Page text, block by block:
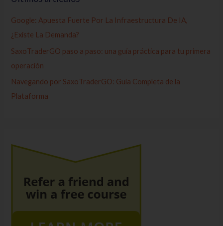
Google: Apuesta Fuerte Por La Infraestructura De IA,
¿Existe La Demanda?
SaxoTraderGO paso a paso: una guía práctica para tu primera
operación
Navegando por SaxoTraderGO: Guía Completa de la
Plataforma